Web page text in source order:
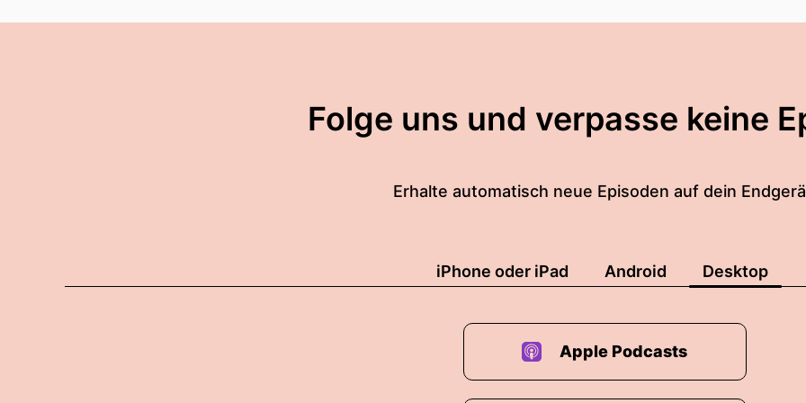
Menschen abonniert.
00:01:24: ist total krass, richtig cool hoch und...
00:01:30: Ja, die Sprich bitte zu Ende.
00:01:32: Mir ist noch ein Gedanke grad gekommen.
Folge uns und verpasse keine
Erhalte automatisch neue Episoden auf dein
iPhone oder iPad Android Desktop
Apple Podcasts